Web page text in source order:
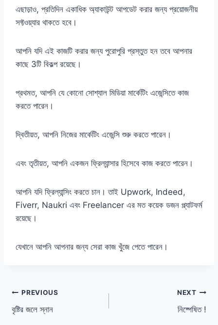
এছাড়াও, প্রতিদিন একাধিক অ্যাকাউন্ট আপডেট করার জন্য প্রয়োজনীয়
সফ্টওয়্যার থাকতে হবে।
আপনি যদি এই কাজটি করার জন্য পুরোপুরি প্রস্তুত হন তবে আপনার
কাছে 3টি বিকল্প রয়েছে।
প্রথমত, আপনি যে কোনো সোশ্যাল মিডিয়া মার্কেটিং এজেন্সিতে কাজ
করতে পারেন।
দ্বিতীয়ত, আপনি নিজের মার্কেটিং এজেন্সি শুরু করতে পারেন।
এবং তৃতীয়ত, আপনি একজন ফ্রিল্যান্সার হিসেবে কাজ করতে পারেন।
আপনি যদি ফ্রিল্যান্সিং করতে চান। তাই Upwork, Indeed,
Fiverr, Naukri এবং Freelancer এর মত কয়েক ডজন প্ল্যাটফর্ম
রয়েছে।
যেখানে আপনি আপনার জন্য সেরা কাজ খুঁজে পেতে পারেন।
Post
navigation
PREVIOUS
বৃষ্টির জলে স্নান
NEXT
নিষ্পেষিত !